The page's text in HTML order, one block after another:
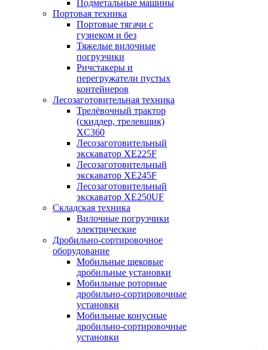
Подметальные машины
Портовая техника
Портовые тягачи с
гузнеком и без
Тяжелые вилочные
погрузчики
Ричстакеры и
перегружатели пустых
контейнеров
Лесозаготовительная техника
Трелёвочный трактор
(скиддер, трелевщик)
XC360
Лесозаготовительный
экскаватор XE225F
Лесозаготовительный
экскаватор XE245F
Лесозаготовительный
экскаватор XE250UF
Складская техника
Вилочные погрузчики
электрические
Дробильно-сортировочное
оборудование
Мобильные щековые
дробильные установки
Мобильные роторные
дробильно-сортировочные
установки
Мобильные конусные
дробильно-сортировочные
установки